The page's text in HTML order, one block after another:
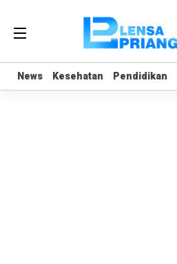
News Kesehatan Pendidikan
News Kesehatan Pendidikan